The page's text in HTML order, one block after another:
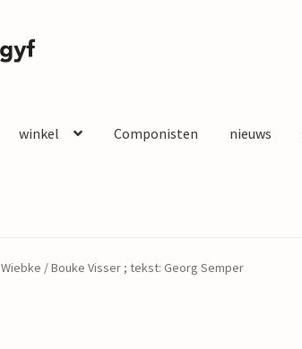
winkel Componisten nieuws
Wiebke / Bouke Visser ; tekst: Georg Semper